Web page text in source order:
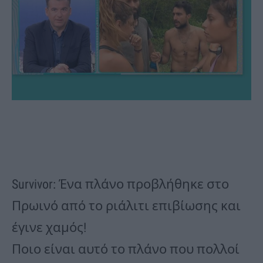
Survivor: Ένα πλάνο προβλήθηκε στο
Πρωινό από το ριάλιτι επιβίωσης και
έγινε χαμός!
Ποιο είναι αυτό το πλάνο που πολλοί